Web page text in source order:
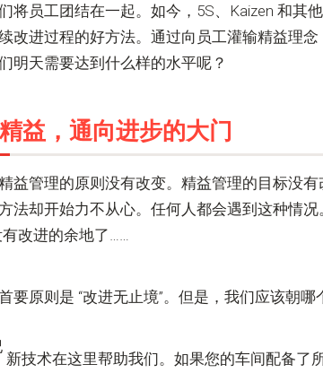
将员工团结在一起。如今，5S、Kaizen 和其
改进过程的好方法。通过向员工灌输精益理
明天需要达到什么样的水平呢？
益，通向进步的大门
益管理的原则没有改变。精益管理的目标没
法却开始力不从心。任何人都会遇到这种情
改进的余地了……
要原则是 “改进无止境”。但是，我们应该朝
新技术在这里帮助我们。如果您的车间配备了